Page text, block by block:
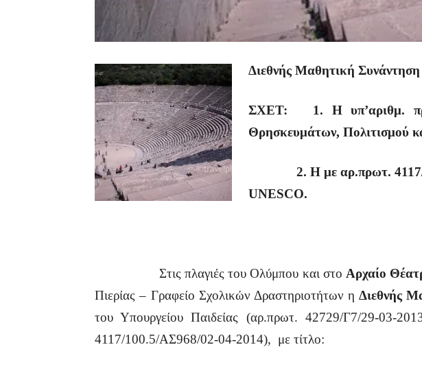
Διεθνής Μαθητική
ΣΧΕΤ: 1. Η υπ’αριθμ.
Θρησκευμάτων, Πολιτισμού
2. Η με αρ.πρωτ. 4117/
UNESCO.
Στις πλαγιές του Ολύμπου και στοΑρχαίο
Πιερίας – Γραφείο Σχολικών Δραστηριοτήτων η Διεθνής
του Υπουργείου Παιδείας (αρ.πρωτ. 42729/Γ7/29-03-
4117/100.5/ΑΣ968/02-04-2014), με τίτλο: